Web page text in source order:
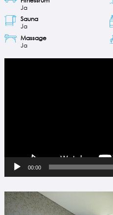
Ja
Sauna
Ja
Massage
Ja
00:00